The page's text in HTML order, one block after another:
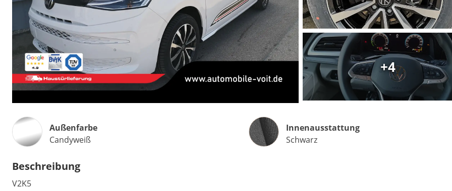
Matthias Voit
Geschäftsführung / Inhaber
Festnetz
0961 381 762
E-Mail
+4
Außenfarbe
Candyweiß
InnenausstattungInnenausstattung
Schwarz
Beschreibung
V2K5